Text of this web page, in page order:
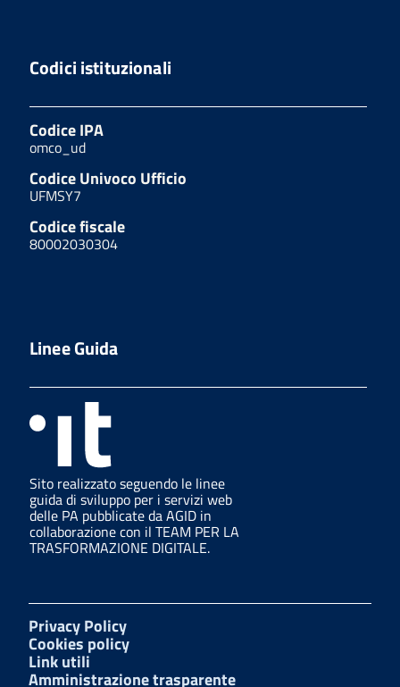
Codici istituzionali
Codice IPA
omco_ud
Codice Univoco Ufficio
UFMSY7
Codice fiscale
80002030304
Linee Guida
Sito realizzato seguendo le linee
guida di sviluppo per i servizi web
delle PA pubblicate da AGID in
collaborazione con il TEAM PER LA
TRASFORMAZIONE DIGITALE.
Privacy Policy
Cookies policy
Link utili
Amministrazione trasparente